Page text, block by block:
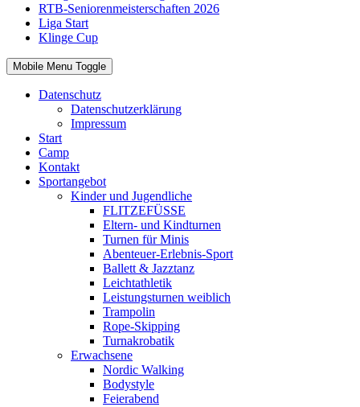
RTB-Seniorenmeisterschaften 2026
Liga Start
Klinge Cup
Mobile Menu Toggle
Datenschutz
Datenschutzerklärung
Impressum
Start
Camp
Kontakt
Sportangebot
Kinder und Jugendliche
FLITZEFÜSSE
Eltern- und Kindturnen
Turnen für Minis
Abenteuer-Erlebnis-Sport
Ballett & Jazztanz
Leichtathletik
Leistungsturnen weiblich
Trampolin
Rope-Skipping
Turnakrobatik
Erwachsene
Nordic Walking
Bodystyle
Feierabend